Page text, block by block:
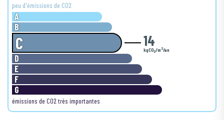
peu d'émissions de CO2
A
B
C 14
kgCO2/m 2/an
D
E
F
G
émissions de CO2 très importantes